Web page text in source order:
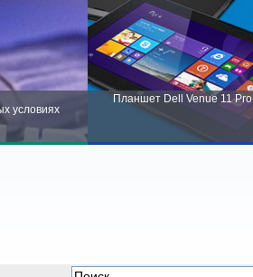
условиях
Планшет Dell Venue 11 Pro